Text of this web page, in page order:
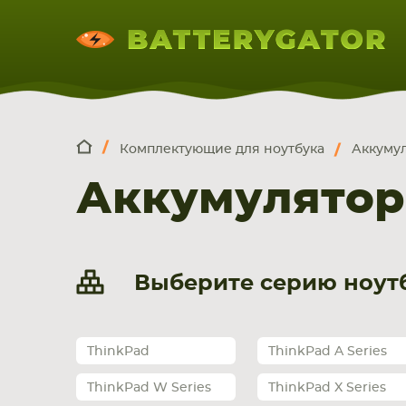
НОУТБУКА
ПЛАНШЕТА
СМАРТФОНА
Комплектующие для ноутбука
Выберите серию
ThinkPad ThinkPad A Series
ThinkPad W Series ThinkPad X Series